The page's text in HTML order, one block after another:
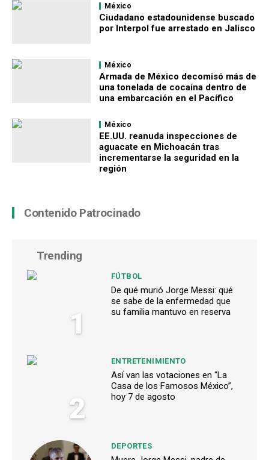
México
Ciudadano estadounidense buscado
por Interpol fue arrestado en Jalisco
México
Armada de México decomisó más de
una tonelada de cocaína dentro de
una embarcación en el Pacífico
México
EE.UU. reanuda inspecciones de
aguacate en Michoacán tras
incrementarse la seguridad en la
región
Contenido Patrocinado
Trending
1
FÚTBOL
De qué murió Jorge Messi: qué
se sabe de la enfermedad que
su familia mantuvo en reserva
2
ENTRETENIMIENTO
Así van las votaciones en “La
Casa de los Famosos México”,
hoy 7 de agosto
DEPORTES